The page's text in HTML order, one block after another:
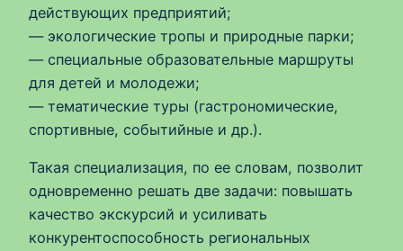
действующих предприятий;
— экологические тропы и природные парки;
— специальные образовательные маршруты
для детей и молодежи;
— тематические туры (гастрономические,
спортивные, событийные и др.).
Такая специализация, по ее словам, позволит
одновременно решать две задачи: повышать
качество экскурсий и усиливать
конкурентоспособность региональных